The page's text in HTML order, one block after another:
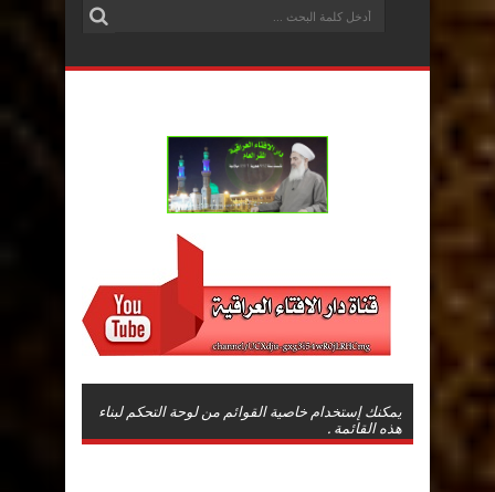
يمكنك إستخدام خاصية القوائم من لوحة التحكم لبناء
هذه القائمة .